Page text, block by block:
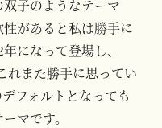
子のようなテーマ
があると私は勝手に
になって登場し、
れまた勝手に思ってい
フォルトとなっても
マです。